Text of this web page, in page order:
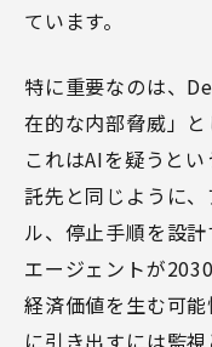
ています。
特に重要なのは、
在的な内部脅威」と
これはAIを疑うと
託先と同じように
ル、停止手順を設
エージェントが
経済価値を生む可
に引き出すには監